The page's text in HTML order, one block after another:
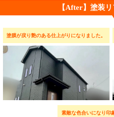
【After】塗装
塗膜が戻り艶のある仕上がりになりました。
素敵な色合いになり印